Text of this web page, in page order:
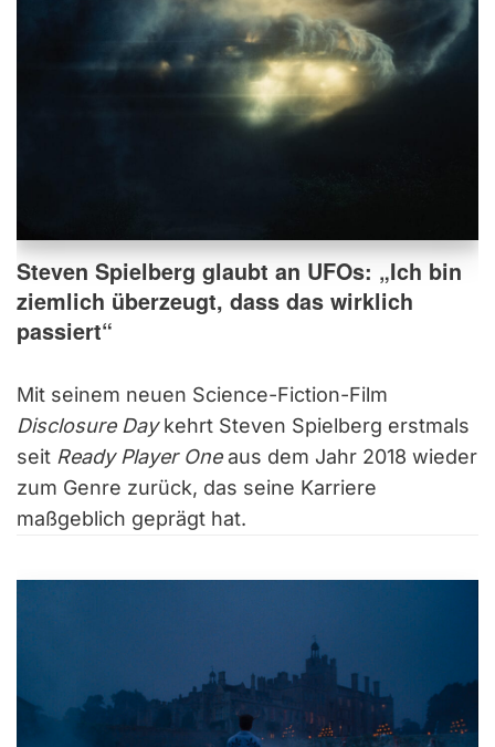
Steven Spielberg glaubt an UFOs: „Ich bin
ziemlich überzeugt, dass das wirklich
passiert“
Mit seinem neuen Science-Fiction-Film
Disclosure Daykehrt Steven Spielberg erstmals
seit Ready Player Oneaus dem Jahr 2018 wieder
zum Genre zurück, das seine Karriere
maßgeblich geprägt hat.